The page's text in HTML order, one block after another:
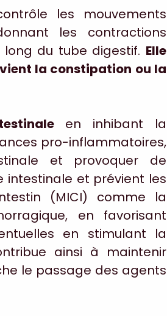
les mouvements
les contractions
du tube digestif. Elle
la constipation ou la
en inhibant la
pro-inflammatoires,
et provoquer de
intestinale et prévient les
(MICI) comme la
en favorisant
en stimulant la
ainsi à maintenir
le passage des agents